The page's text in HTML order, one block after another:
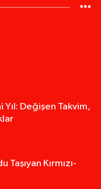
Yıl: Değişen Takvim,
Taşıyan Kırmızı-